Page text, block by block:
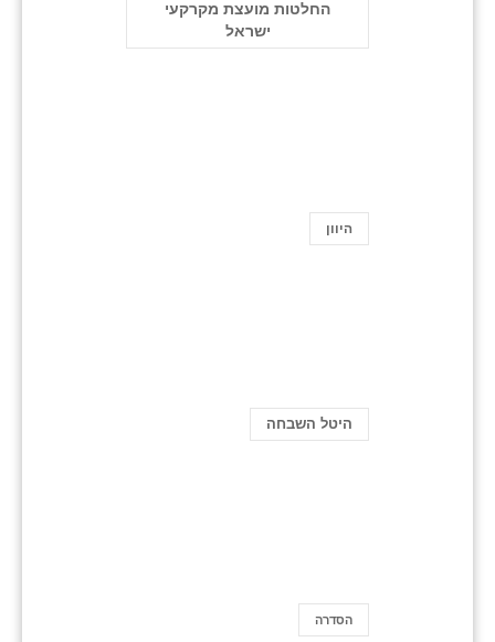
החלטות מועצת מקרקעי
ישראל
היוון
היטל השבחה
הסדרה